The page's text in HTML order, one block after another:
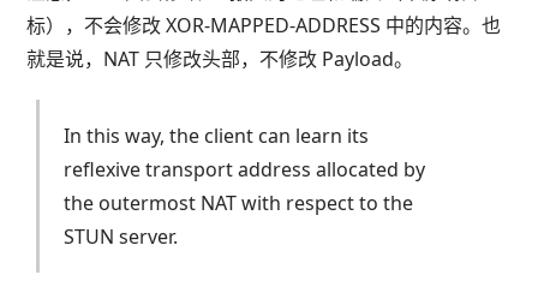
标），不会修改 XOR-MAPPED-ADDRESS 中的内容。也
就是说，NAT 只修改头部，不修改 Payload。
In this way, the client can learn its
reflexive transport address allocated by
the outermost NAT with respect to the
STUN server.